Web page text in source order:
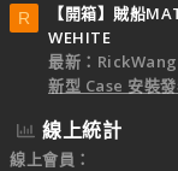
R
【開箱】賊船
WEHITE
最新：
新型 Case 安裝
線上統計
線上會員